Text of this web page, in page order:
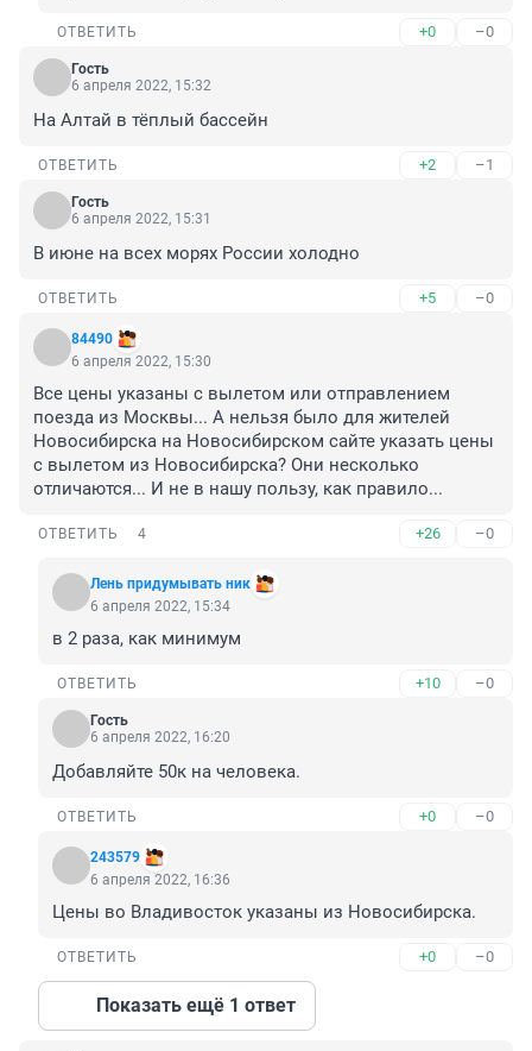
ОТВЕТИТЬ +0 –0
Гость
6 апреля 2022, 15:32
На Алтай в тёплый бассейн
ОТВЕТИТЬ +2 –1
Гость
6 апреля 2022, 15:31
В июне на всех морях России холодно
ОТВЕТИТЬ +5 –0
84490
6 апреля 2022, 15:30
Все цены указаны с вылетом или отправлением
поезда из Москвы... А нельзя было для жителей
Новосибирска на Новосибирском сайте указать цены
с вылетом из Новосибирска? Они несколько
отличаются... И не в нашу пользу, как правило...
ОТВЕТИТЬ 4 +26 –0
Лень придумывать ник
6 апреля 2022, 15:34
в 2 раза, как минимум
ОТВЕТИТЬ +10 –0
Гость
6 апреля 2022, 16:20
Добавляйте 50к на человека.
ОТВЕТИТЬ +0 –0
243579
6 апреля 2022, 16:36
Цены во Владивосток указаны из Новосибирска.
ОТВЕТИТЬ +0 –0
Показать ещё 1 ответ